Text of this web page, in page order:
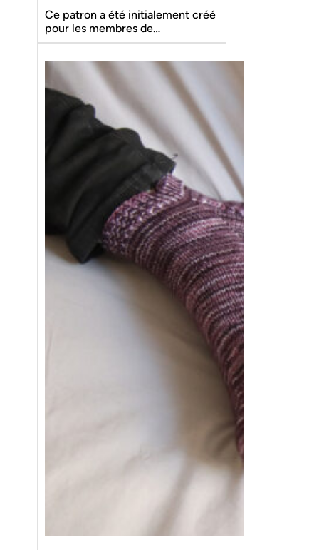
Ce patron a été initialement créé
pour les membres de…